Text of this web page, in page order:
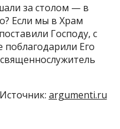
за столом — в
Если мы в Храм
Господу, с
Его
Источник: argumenti.ru